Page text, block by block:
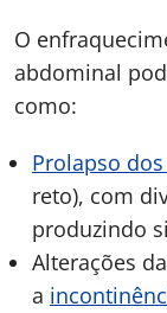
O
abdominal
como:
Prolapso
reto), com
produzindo
Alterações
a